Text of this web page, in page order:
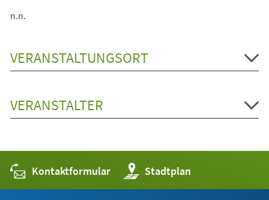
n.n.
VERANSTALTUNGSORT
VERANSTALTER
Kontaktformular Stadtplan
(Öffnet
in
einem